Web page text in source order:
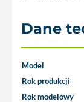
Dane
Model
Rok produkcji
Rok modelowy